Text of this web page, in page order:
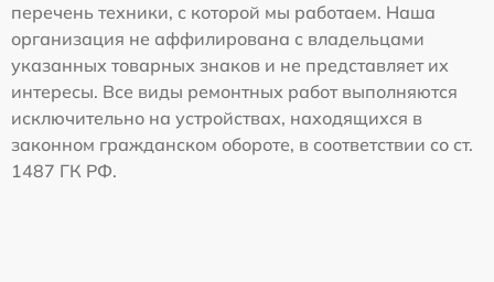
перечень техники, с которой мы работаем. Наша
организация не аффилирована с владельцами
указанных товарных знаков и не представляет их
интересы. Все виды ремонтных работ выполняются
исключительно на устройствах, находящихся в
законном гражданском обороте, в соответствии со ст.
1487 ГК РФ.